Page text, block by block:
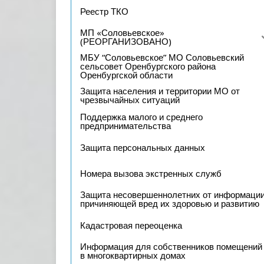
Реестр ТКО
МП «Соловьевское»
(РЕОРГАНИЗОВАНО)
МБУ “Соловьевское” МО Соловьевский
сельсовет Оренбургского района
Оренбургской области
Защита населения и территории МО от
чрезвычайных ситуаций
Поддержка малого и среднего
предпринимательства
Защита персональных данных
Номера вызова экстренных служб
Защита несовершеннолетних от
причиняющей вред их здоровью и развитию
Кадастровая переоценка
Информация для собственников помещений
в многоквартирных домах